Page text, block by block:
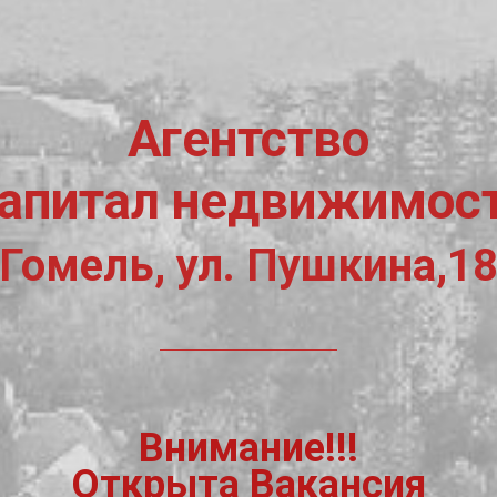
Агентство
Гомель, ул. Пушкина,18
Внимание!!!
Открыта Вакансия